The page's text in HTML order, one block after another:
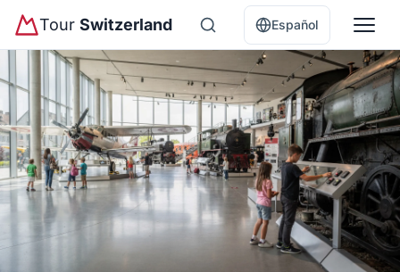
Tour Switzerland Español